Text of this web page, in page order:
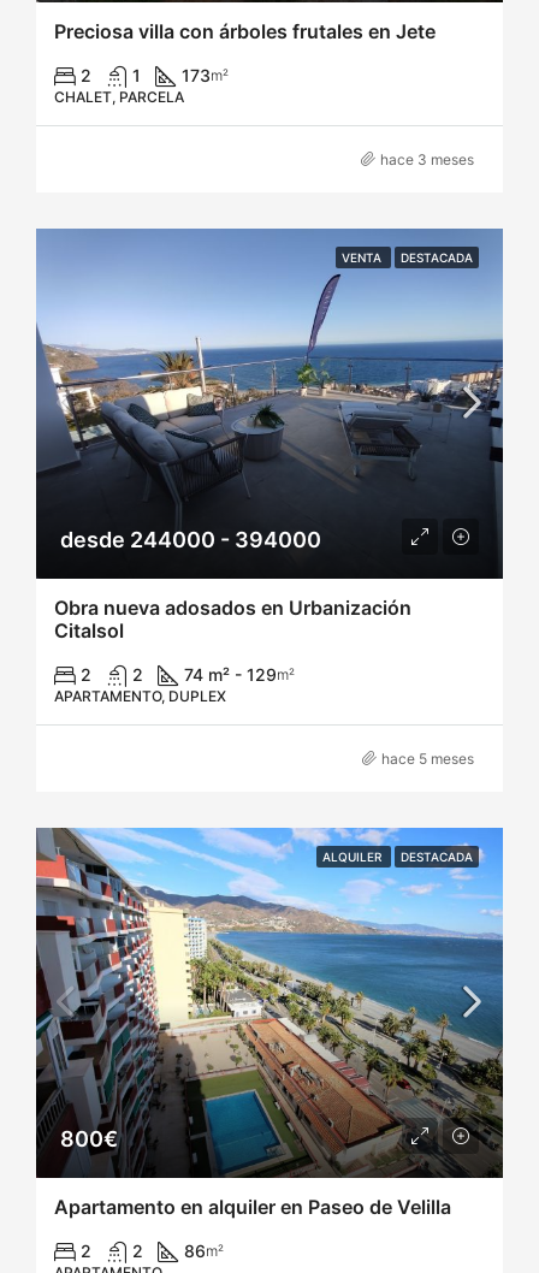
Preciosa villa con árboles frutales en Jete
2 1 173m²
CHALET, PARCELA
hace 3 meses
VENTA DESTACADA
desde 244000 - 394000
Obra nueva adosados en Urbanización
Citalsol
2 2 74 m² - 129m²
APARTAMENTO, DUPLEX
hace 5 meses
ALQUILER DESTACADA
800€
Apartamento en alquiler en Paseo de Velilla
2 2 86m²